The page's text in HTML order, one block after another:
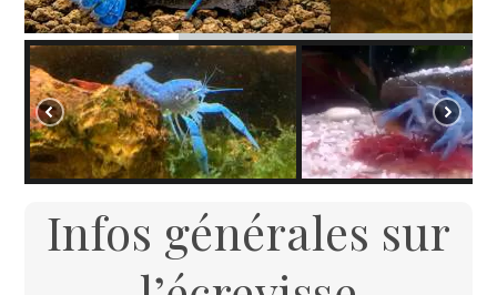
Infos générales sur